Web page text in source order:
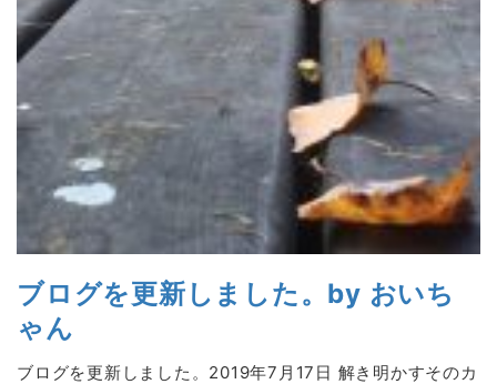
ブログを更新しました。by おいち
ゃん
ブログを更新しました。2019年7月17日 解き明かすそのカ